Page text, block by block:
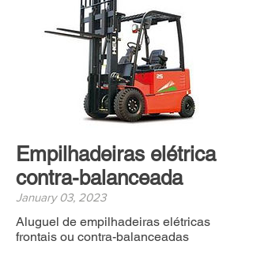
Empilhadeiras elétrica
contra-balanceada
January 03, 2023
Aluguel de empilhadeiras elétricas
frontais ou contra-balanceadas